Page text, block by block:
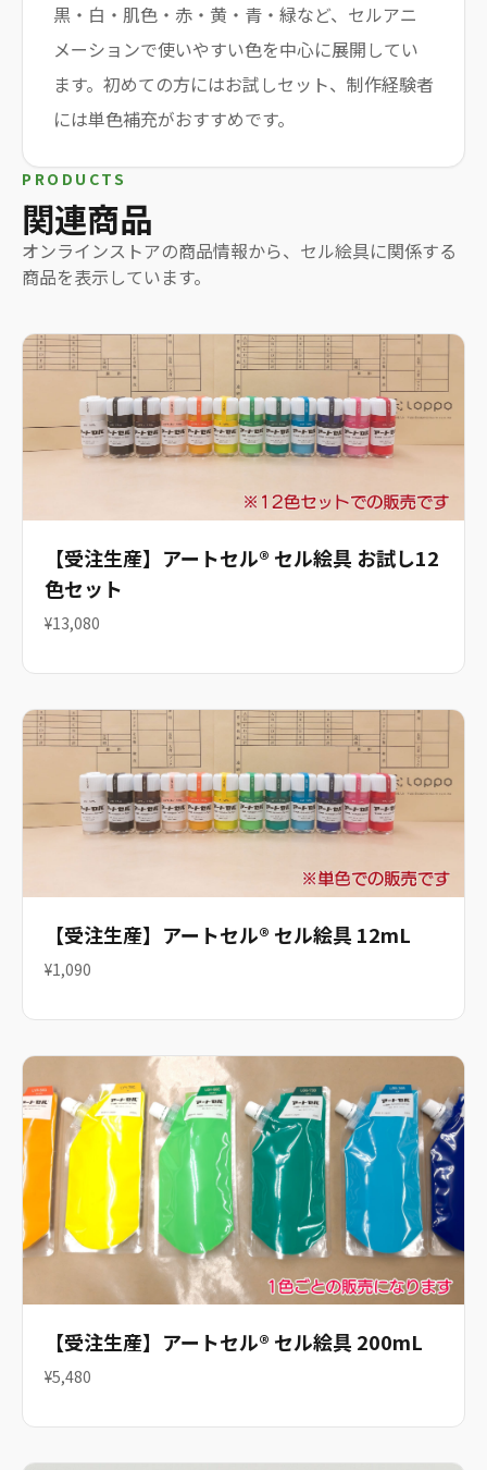
黒・白・肌色・赤・黄・青・緑など、セルアニ
メーションで使いやすい色を中心に展開してい
ます。初めての方にはお試しセット、制作経験者
には単色補充がおすすめです。
PRODUCTS
関連商品
オンラインストアの商品情報から、 セル絵具に関係する
商品を表示しています。
【受注生産】アートセル® セル絵具 お試し12
色セット
¥13,080
【受注生産】アートセル® セル絵具 12mL
¥1,090
【受注生産】アートセル® セル絵具 200mL
¥5,480